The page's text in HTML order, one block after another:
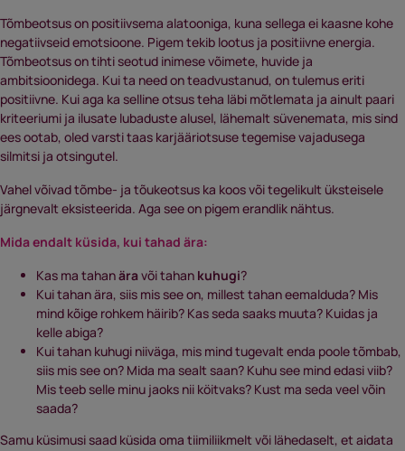
Tõmbeotsus on positiivsema alatooniga, kuna sellega ei kaasne kohe
negatiivseid emotsioone. Pigem tekib lootus ja positiivne energia.
Tõmbeotsus on tihti seotud inimese võimete, huvide ja
ambitsioonidega. Kui ta need on teadvustanud, on tulemus eriti
positiivne. Kui aga ka selline otsus teha läbi mõtlemata ja ainult paari
kriteeriumi ja ilusate lubaduste alusel, lähemalt süvenemata, mis sind
ees ootab, oled varsti taas karjääriotsuse tegemise vajadusega
silmitsi ja otsingutel.
Vahel võivad tõmbe- ja tõukeotsus ka koos või tegelikult üksteisele
järgnevalt eksisteerida. Aga see on pigem erandlik nähtus.
Mida endalt küsida, kui tahad ära:
Kas ma tahanäravõi tahan kuhugi?
Kui tahan ära, siis mis see on, millest tahan eemalduda? Mis
mind kõige rohkem häirib? Kas seda saaks muuta? Kuidas ja
kelle abiga?
Kui tahan kuhugi niiväga, mis mind tugevalt enda poole tõmbab,
siis mis see on? Mida ma sealt saan? Kuhu see mind edasi viib?
Mis teeb selle minu jaoks nii köitvaks? Kust ma seda veel võin
saada?
Samu küsimusi saad küsida oma tiimiliikmelt või lähedaselt, et aidata